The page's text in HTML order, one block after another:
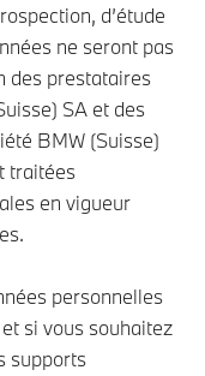
d’étude
ne seront pas
des prestataires
SA et des
BMW (Suisse)
traitées
en vigueur
personnelles
si vous souhaitez
supports